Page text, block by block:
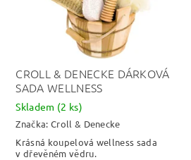
CROLL & DENECKE DÁRKOVÁ
SADA WELLNESS
Skladem (2 ks)
Značka: Croll & Denecke
Krásná koupelová wellness sada
v dřevěném vědru.